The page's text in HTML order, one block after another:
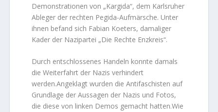
Demonstrationen von „Kargida“, dem Karlsruher
Ableger der rechten Pegida-Aufmärsche. Unter
ihnen befand sich Fabian Koeters, damaliger
Kader der Nazipartei „Die Rechte Enzkreis“.
Durch entschlossenes Handeln konnte damals
die Weiterfahrt der Nazis verhindert
werden.Angeklagt wurden die Antifaschisten auf
Grundlage der Aussagen der Nazis und Fotos,
die diese von linken Demos gemacht hatten.Wie